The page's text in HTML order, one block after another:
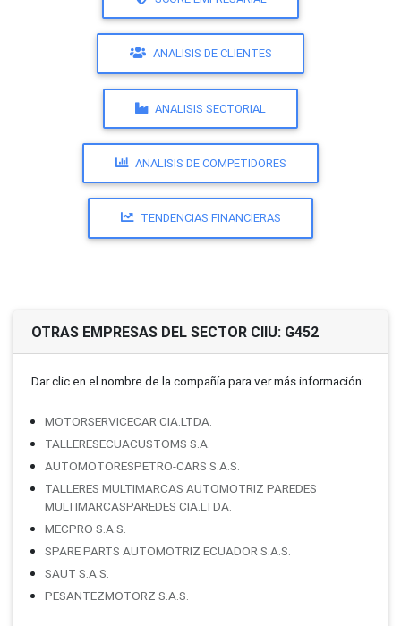
ANALISIS DE CLIENTES
ANALISIS SECTORIAL
ANALISIS DE COMPETIDORES
TENDENCIAS FINANCIERAS
OTRAS EMPRESAS DEL SECTOR CIIU: G452
Dar clic en el nombre de la compañí­a para ver más información:
MOTORSERVICECAR CIA.LTDA.
TALLERESECUACUSTOMS S.A.
AUTOMOTORESPETRO-CARS S.A.S.
TALLERES MULTIMARCAS AUTOMOTRIZ PAREDES
MULTIMARCASPAREDES CIA.LTDA.
MECPRO S.A.S.
SPARE PARTS AUTOMOTRIZ ECUADOR S.A.S.
SAUT S.A.S.
PESANTEZMOTORZ S.A.S.